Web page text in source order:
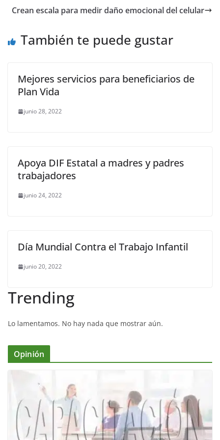
o
k
p n m
Crean escala para medir daño emocional del celular
También te puede gustar
Mejores servicios para beneficiarios de
Plan Vida
junio 28, 2022
Apoya DIF Estatal a madres y padres
trabajadores
junio 24, 2022
Día Mundial Contra el Trabajo Infantil
junio 20, 2022
Trending
Lo lamentamos. No hay nada que mostrar aún.
Opinión